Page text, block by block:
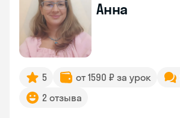
Анна
5 от 1590 ₽ за урок
2 отзыва